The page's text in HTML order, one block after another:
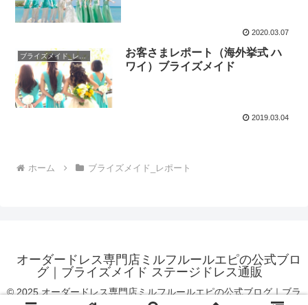
2020.03.07
ブライズメイド_レポート
お客さまレポート（海外挙式 ハ
ワイ）ブライズメイド
2019.03.04
ホーム ブライズメイド_レポート
オーダードレス専門店ミルフルールエピの公式ブロ
グ｜ブライズメイド ステージドレス通販
© 2025 オーダードレス専門店ミルフルールエピの公式ブログ｜ブラ